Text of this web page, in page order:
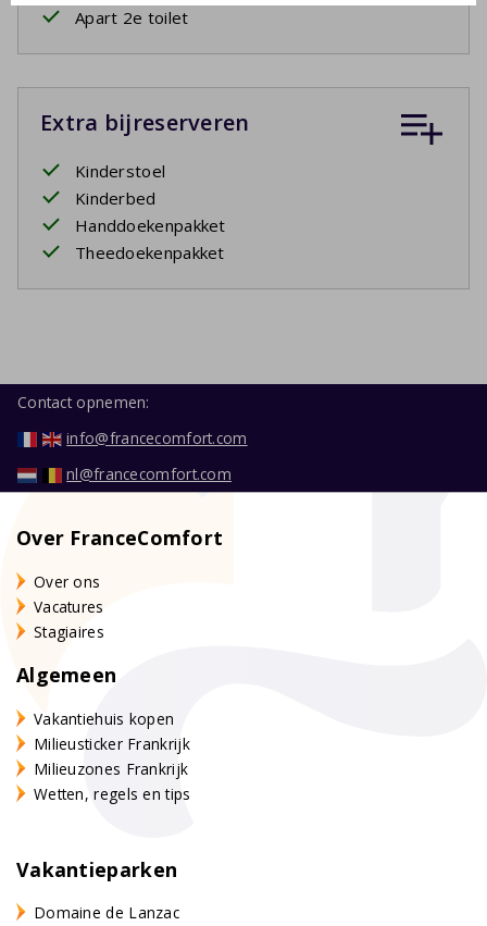
Apart 2e toilet
Extra bijreserveren
Kinderstoel
Kinderbed
Handdoekenpakket
Theedoekenpakket
Contact opnemen:
info@francecomfort.com
nl@francecomfort.com
Over FranceComfort
Over ons
Vacatures
Stagiaires
Algemeen
Vakantiehuis kopen
Milieusticker Frankrijk
Milieuzones Frankrijk
Wetten, regels en tips
Vakantieparken
Domaine de Lanzac